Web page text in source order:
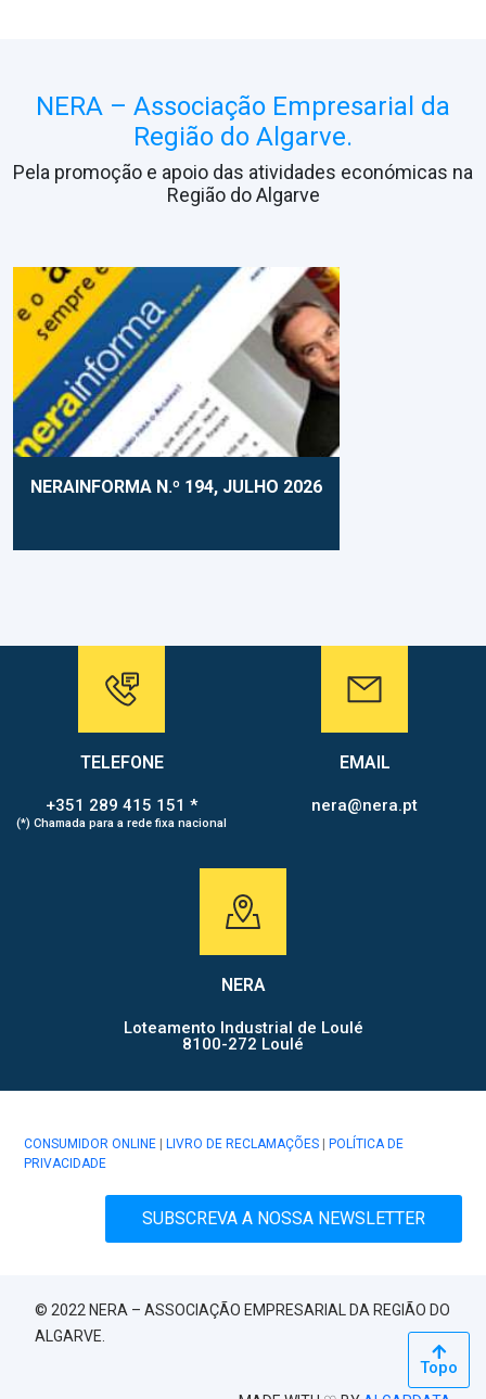
Topo
NERA – Associação Empresarial da
Região do Algarve.
Pela promoção e apoio das atividades económicas na
Região do Algarve
NERAINFORMA N.º 194, JULHO 2026
TELEFONE
+351 289 415 151 *
(*) Chamada para a rede fixa nacional
EMAIL
nera@nera.pt
NERA
Loteamento Industrial de Loulé
8100-272 Loulé
CONSUMIDOR ONLINE LIVRO DE RECLAMAÇÕES
POLÍTICA DE
PRIVACIDADE
SUBSCREVA A NOSSA NEWSLETTER
© 2022 NERA – ASSOCIAÇÃO EMPRESARIAL DA REGIÃO DO
ALGARVE.